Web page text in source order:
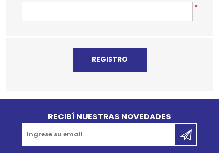
*
RECIBÍ NUESTRAS NOVEDADES